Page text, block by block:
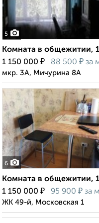
5
Комната в общежитии,
1 150 000 ₽ 88 500 ₽ за
мкр. 3А, Мичурина 8А
6
Комната в общежитии,
1 150 000 ₽ 95 900 ₽ за
ЖК 49-й, Московская 1